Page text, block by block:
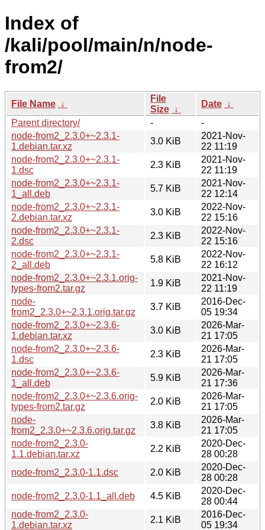
Index of
/kali/pool/main/n/node-
from2/
File Name ↓
File
Size ↓
Date ↓
Parent directory/
-
-
node-from2_2.3.0+~2.3.1-
1.debian.tar.xz
3.0 KiB
2021-Nov-
22 11:19
node-from2_2.3.0+~2.3.1-
1.dsc
2.3 KiB
2021-Nov-
22 11:19
node-from2_2.3.0+~2.3.1-
1_all.deb
5.7 KiB
2021-Nov-
22 12:14
node-from2_2.3.0+~2.3.1-
2.debian.tar.xz
3.0 KiB
2022-Nov-
22 15:16
node-from2_2.3.0+~2.3.1-
2.dsc
2.3 KiB
2022-Nov-
22 15:16
node-from2_2.3.0+~2.3.1-
2_all.deb
5.8 KiB
2022-Nov-
22 16:12
node-from2_2.3.0+~2.3.1.orig-
types-from2.tar.gz
1.9 KiB
2021-Nov-
22 11:19
node-
from2_2.3.0+~2.3.1.orig.tar.gz
3.7 KiB
2016-Dec-
05 19:34
node-from2_2.3.0+~2.3.6-
1.debian.tar.xz
3.0 KiB
2026-Mar-
21 17:05
node-from2_2.3.0+~2.3.6-
1.dsc
2.3 KiB
2026-Mar-
21 17:05
node-from2_2.3.0+~2.3.6-
1_all.deb
5.9 KiB
2026-Mar-
21 17:36
node-from2_2.3.0+~2.3.6.orig-
types-from2.tar.gz
2.0 KiB
2026-Mar-
21 17:05
node-
from2_2.3.0+~2.3.6.orig.tar.gz
3.8 KiB
2026-Mar-
21 17:05
node-from2_2.3.0-
1.1.debian.tar.xz
2.2 KiB
2020-Dec-
28 00:28
node-from2_2.3.0-1.1.dsc
2.0 KiB
2020-Dec-
28 00:28
node-from2_2.3.0-1.1_all.deb
4.5 KiB
2020-Dec-
28 00:44
node-from2_2.3.0-
1.debian.tar.xz
2.1 KiB
2016-Dec-
05 19:34